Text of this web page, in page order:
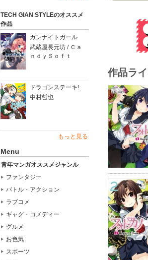
TECH GIAN STYLEのオススメ
作品
ガンナイトガール
武蔵屋長元坊 / Ｃａ
ｎｄｙＳｏｆｔ
ドラゴンステーキ!
中村哲也
もっと見る
Menu
青年マンガオススメジャンル
ファンタジー
バトル・アクション
ラブコメ
ギャグ・コメディー
グルメ
お色気
スポーツ
作品ラ